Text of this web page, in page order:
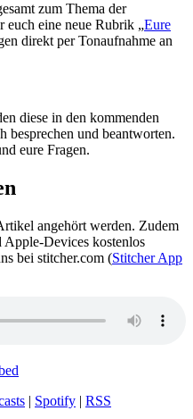
zum Thema der
eine neue Rubrik „Eure
direkt per Tonaufnahme an
diese in den kommenden
besprechen und beantworten.
eure Fragen.
angehört werden. Zudem
Devices kostenlos
bei stitcher.com (Stitcher App
| Spotify | RSS